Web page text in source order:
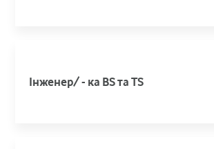
Інженер/ - ка BS та TS